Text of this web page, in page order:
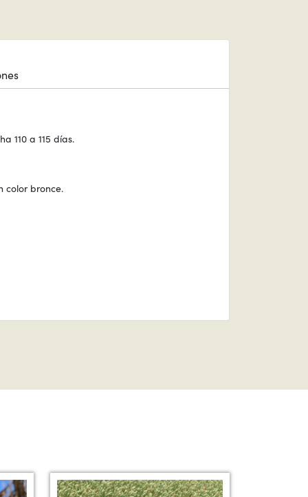
110 a 115 días.
color bronce.